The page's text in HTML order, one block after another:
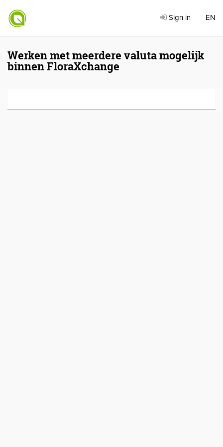
Sign in EN
Werken met meerdere valuta mogelijk
binnen FloraXchange